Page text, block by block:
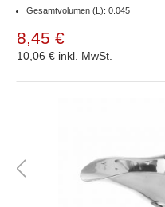
Gesamtvolumen (L): 0.045
8,45 €
10,06 € inkl. MwSt.